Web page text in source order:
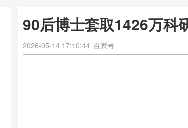
90后博士套取1426万科
2026-05-14 17:10:44 百家号